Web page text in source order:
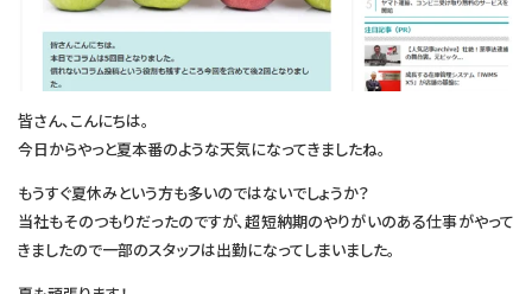
皆さん、こんにちは。
今日からやっと夏本番のような天気になってきましたね。
もうすぐ夏休みという方も多いのではないでしょうか？
当社もそのつもりだったのですが、超短納期のやりがいのある仕事がやって
きましたので一部のスタッフは出勤になってしまいました。